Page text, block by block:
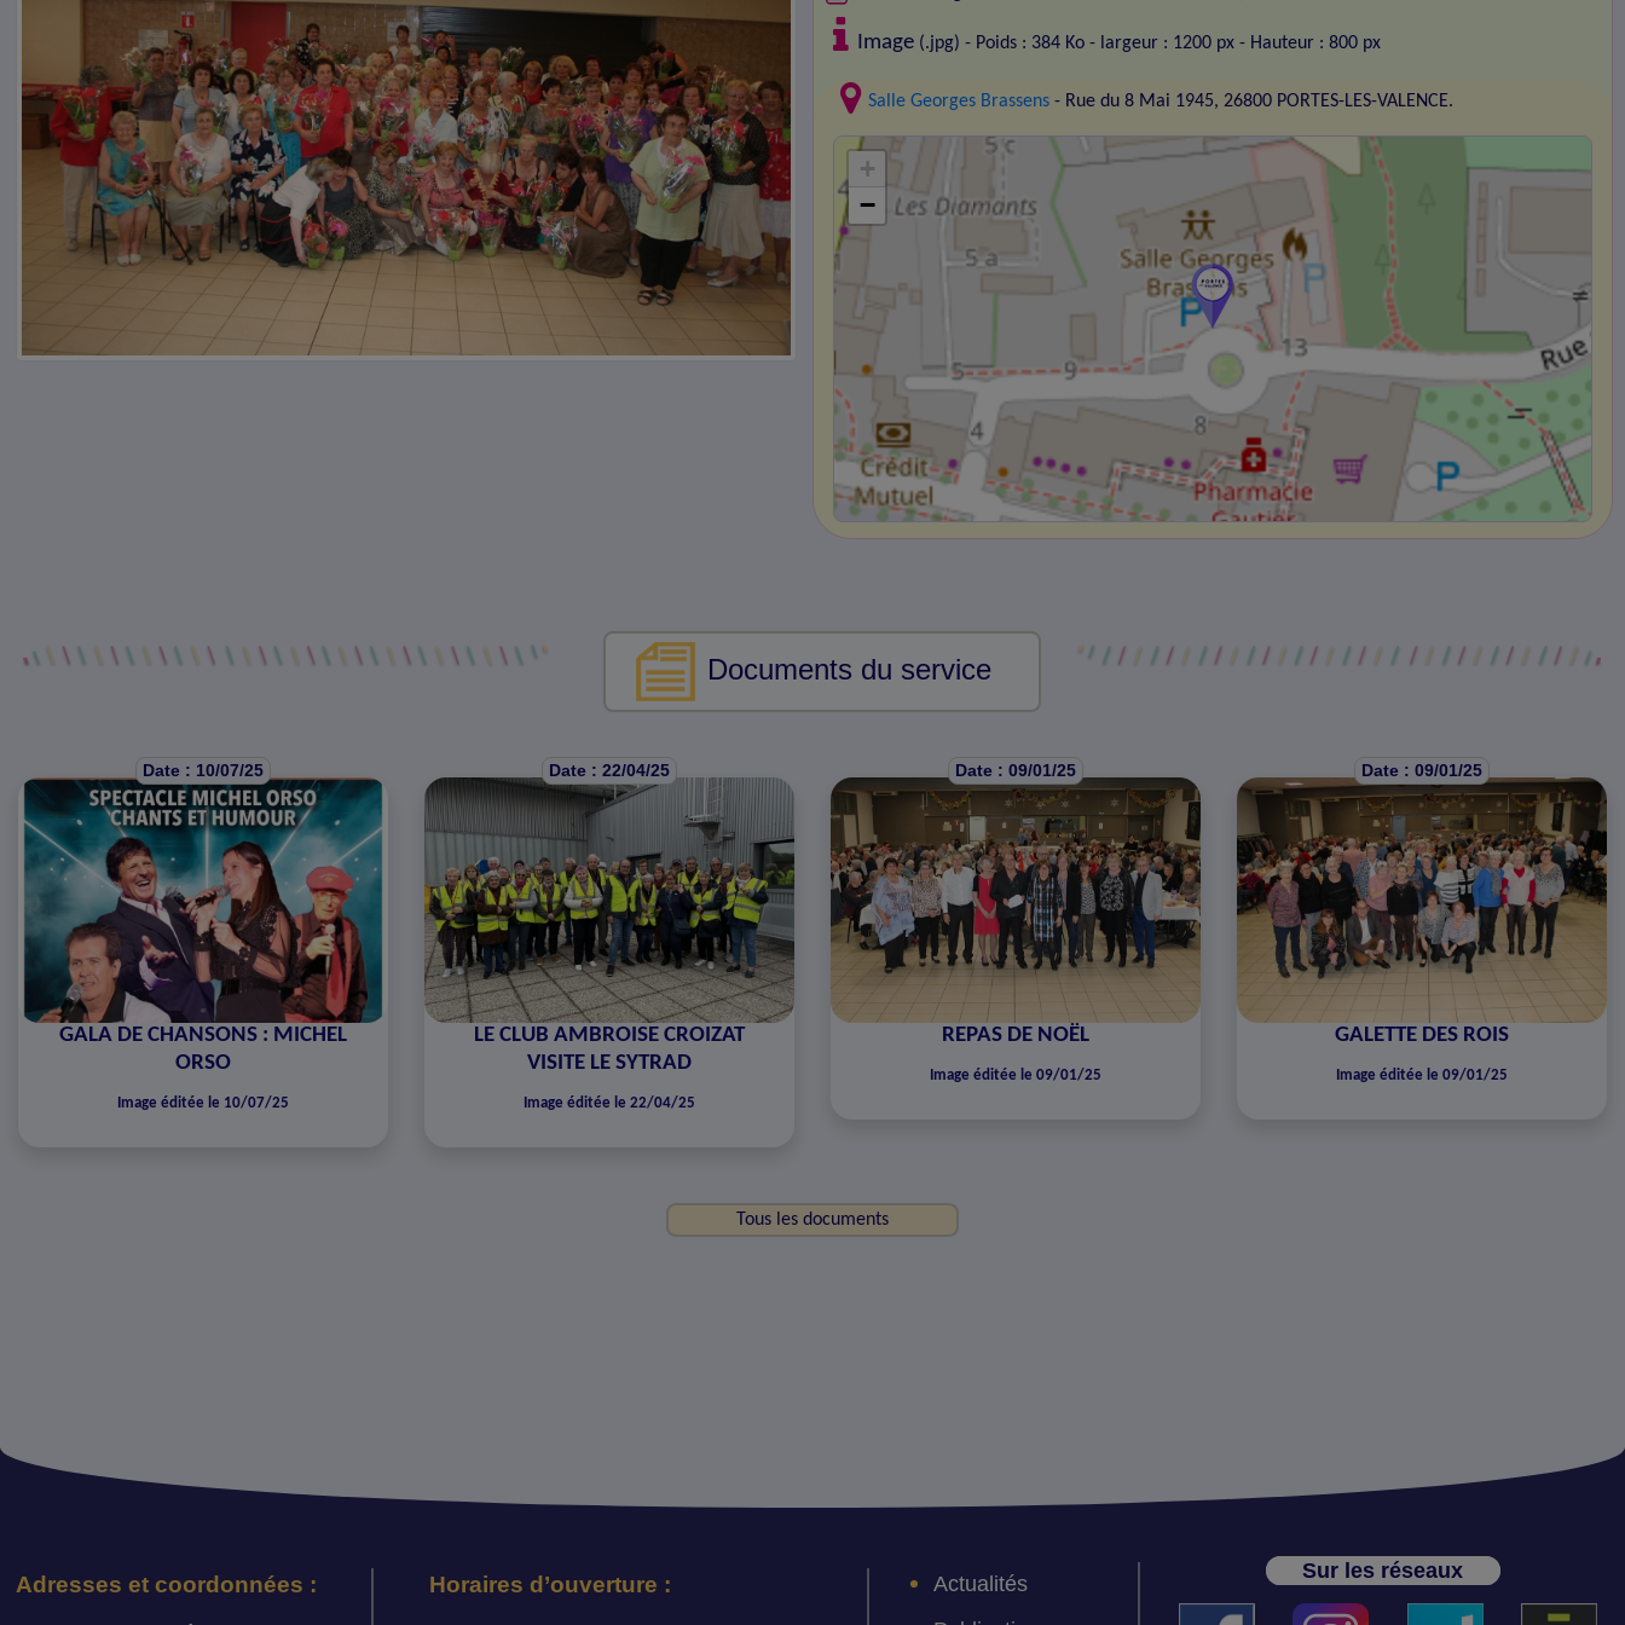
Image (.jpg) - Poids : 384 Ko - largeur : 1200 px - Hauteur : 800 px
Salle Georges Brassens - Rue du 8 Mai 1945, 26800 PORTES-LES-VALENCE.
+
−
Documents du service
Date : 10/07/25
GALA DE CHANSONS : MICHEL
ORSO
Image éditée le 10/07/25
Date : 22/04/25
LE CLUB AMBROISE CROIZAT
VISITE LE SYTRAD
Image éditée le 22/04/25
Date : 09/01/25
REPAS DE NOËL
Image éditée le 09/01/25
Date : 09/01/25
GALETTE DES ROIS
Image éditée le 09/01/25
Tous les documents
Adresses et coordonnées : Horaires d’ouverture :
Actualités
Sur les réseaux